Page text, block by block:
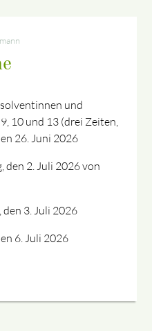
und
10 und 13 (drei Zeiten,
26. Juni 2026
den 2. Juli 2026 von
den 3. Juli 2026
6. Juli 2026